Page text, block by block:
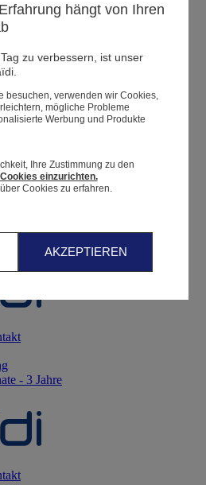
- 3 Jahre
hängt von Ihren
zu verbessern, ist unser
besuchen, verwenden wir Cookies,
mögliche Probleme
Werbung und Produkte
Ihre Zustimmung zu den
einzurichten.
Cookies zu erfahren.
AKZEPTIEREN